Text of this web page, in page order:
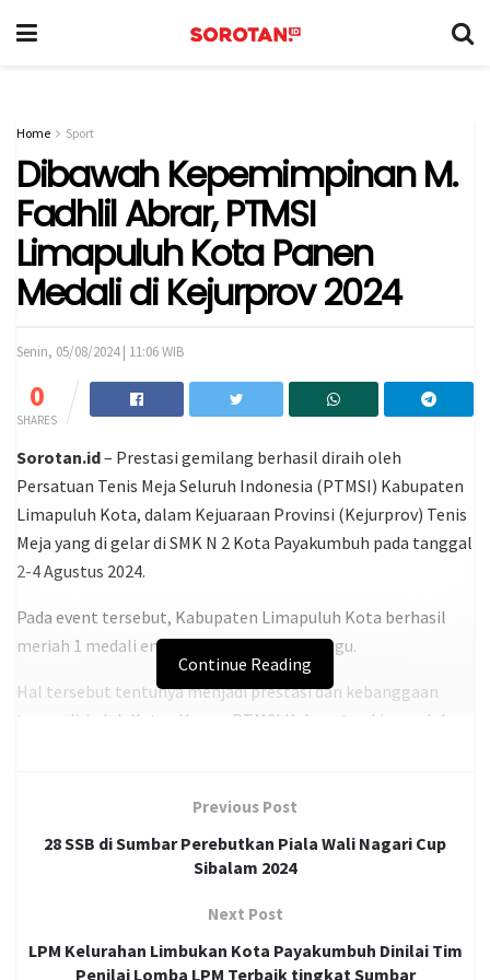
Home Sport
Dibawah Kepemimpinan M.
Fadhlil Abrar, PTMSI
Limapuluh Kota Panen
Medali di Kejurprov 2024
Senin, 05/08/2024 | 11:06 WIB
0
SHARES
Sorotan.id– Prestasi gemilang berhasil diraih oleh
Persatuan Tenis Meja Seluruh Indonesia (PTMSI) Kabupaten
Limapuluh Kota, dalam Kejuaraan Provinsi (Kejurprov) Tenis
Meja yang di gelar di SMK N 2 Kota Payakumbuh pada tanggal
2-4 Agustus 2024.
Pada event tersebut, Kabupaten Limapuluh Kota berhasil
meriah 1 medali emas dan 6 medali perunggu.
Hal tersebut tentunya menjadi prestasi dan kebanggaan
tersendiri oleh Ketua Umum PTMSI Kabupaten Limapuluh
talenta-talenta muda yang bisa dikembangkan, hanya saja
selama ini mungkin mereka belum mendapat kesempatan
“Alhadulillah kita sangat bersyukur dengan prestasi ini, salah
Continue Reading
Previous Post
28 SSB di Sumbar Perebutkan Piala Wali Nagari Cup
Sibalam 2024
Next Post
LPM Kelurahan Limbukan Kota Payakumbuh Dinilai Tim
Penilai Lomba LPM Terbaik tingkat Sumbar